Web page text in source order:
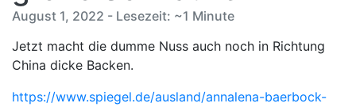
August 1, 2022 - Lesezeit: ~1 Minute
Jetzt macht die dumme Nuss auch noch in Richtung
China dicke Backen.
https://www.spiegel.de/ausland/annalena-baerbock-